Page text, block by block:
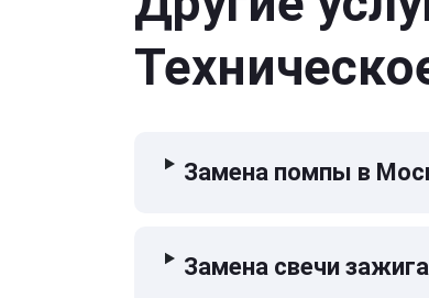
Замена помпы в
Замена свечи